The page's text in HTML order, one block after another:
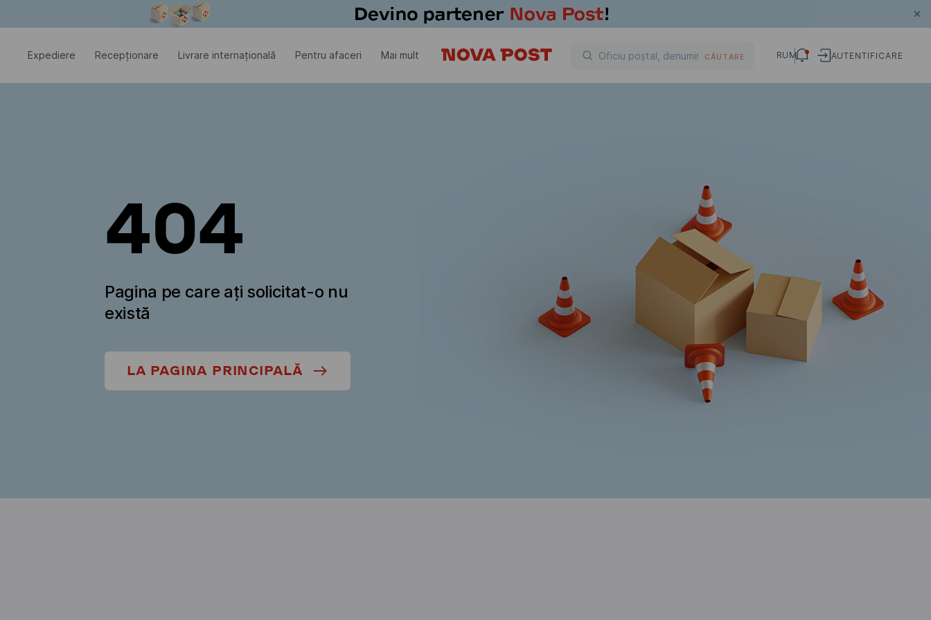
Expediere Recepționare Livrare internațională Pentru afaceri Mai mult CĂUTARE RUM AUTENTIFICARE
404
Pagina pe care ați solicitat-o nu
există
LA PAGINA PRINCIPALĂ
Fereastra modală este deschisă